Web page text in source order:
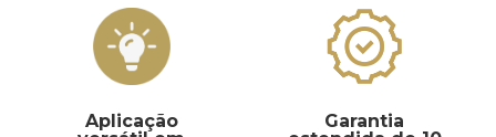
Aplicação
Garantia